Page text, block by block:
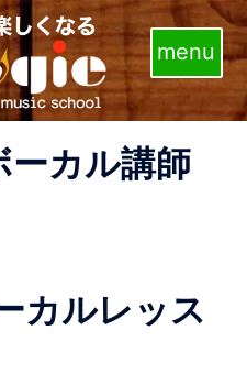
ーカル講師
カルレッス